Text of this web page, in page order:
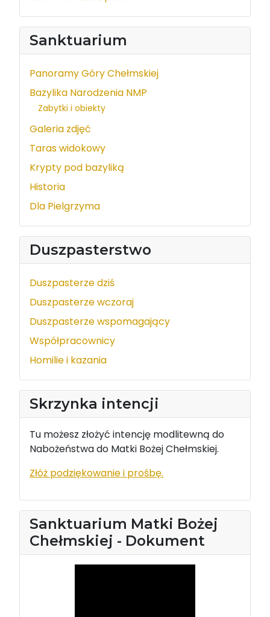
Sanktuarium
Panoramy Góry Chełmskiej
Bazylika Narodzenia NMP
Zabytki i obiekty
Galeria zdjęć
Taras widokowy
Krypty pod bazyliką
Historia
Dla Pielgrzyma
Duszpasterstwo
Duszpasterze dziś
Duszpasterze wczoraj
Duszpasterze wspomagający
Współpracownicy
Homilie i kazania
Skrzynka intencji
Tu możesz złożyć intencję modlitewną do
Nabożeństwa do Matki Bożej Chełmskiej.
Złóż podziękowanie i prośbę.
Sanktuarium Matki Bożej
Chełmskiej - Dokument